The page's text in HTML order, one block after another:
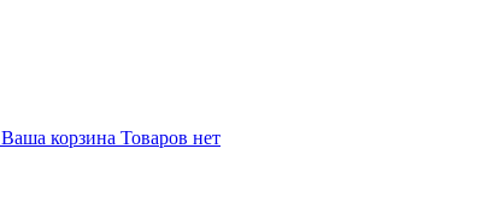
Ваша корзина Товаров нет